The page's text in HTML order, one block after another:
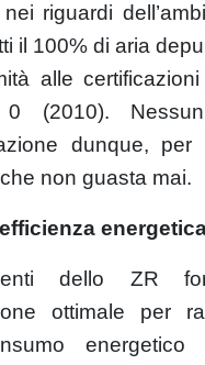
riguardi
il 100% di aria
alle
0 (2010).
dunque, per
non guasta mai.
dello ZR
ottimale per
energetico